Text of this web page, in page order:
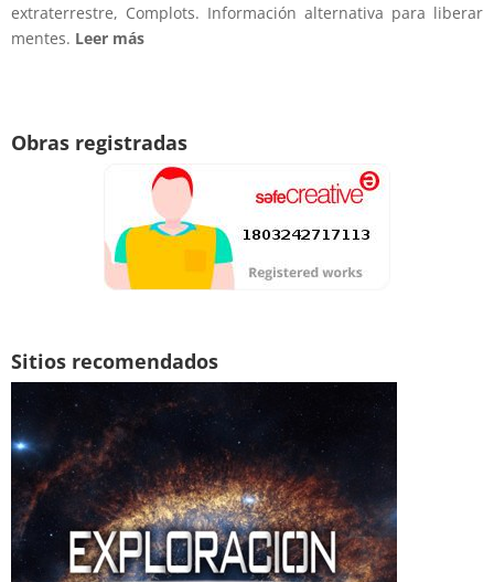
extraterrestre, Complots. Información alternativa para liberar
mentes. Leer más
Obras registradas
Sitios recomendados